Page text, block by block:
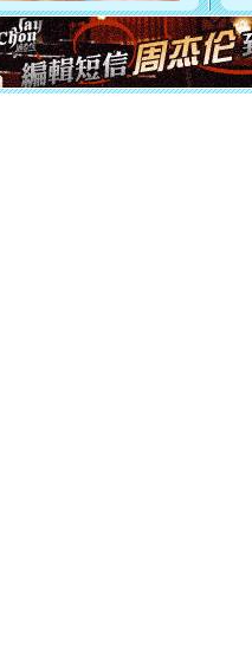
[元旦]如
起；二是
离。水晶
[元旦]当
泣，这痛